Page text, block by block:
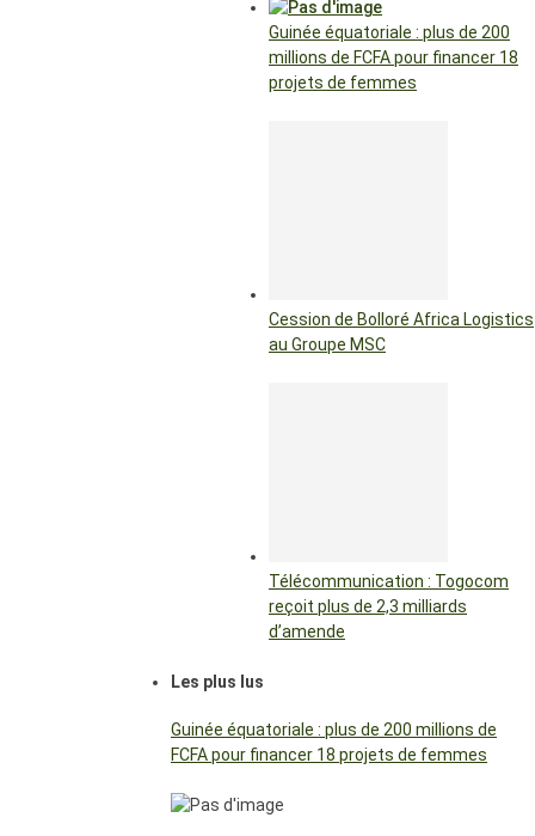
Guinée équatoriale : plus de 200
millions de FCFA pour financer 18
projets de femmes
Cession de Bolloré Africa Logistics
au Groupe MSC
Télécommunication : Togocom
reçoit plus de 2,3 milliards
d’amende
Les plus lus
Guinée équatoriale : plus de 200 millions de
FCFA pour financer 18 projets de femmes